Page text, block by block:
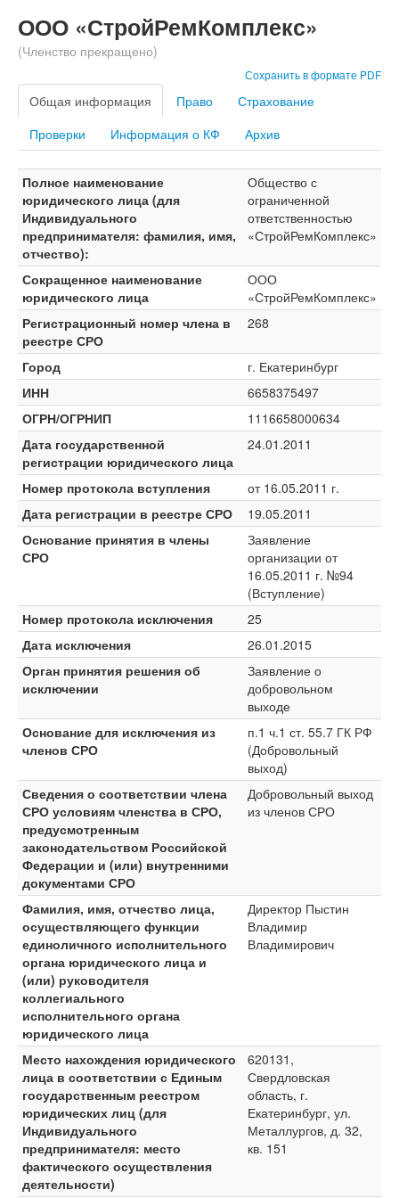
ООО «СтройРемКомплекс»
(Членство прекращено)
Сохранить в формате PDF
Общая информация Право
Страхование
Проверки
Информация о КФ Архив
Полное наименование
юридического лица (для
Индивидуального
предпринимателя: фамилия, имя,
отчество):
Общество с
ограниченной
ответственностью
«СтройРемКомплекс»
Сокращенное наименование
юридического лица
ООО
«СтройРемКомплекс»
Регистрационный номер члена в
реестре СРО
268
Город
г. Екатеринбург
ИНН
6658375497
ОГРН/ОГРНИП
1116658000634
Дата государственной
регистрации юридического лица
24.01.2011
Номер протокола вступления
от 16.05.2011 г.
Дата регистрации в реестре СРО
19.05.2011
Основание принятия в члены
СРО
Заявление
организации от
16.05.2011 г. №94
(Вступление)
Номер протокола исключения
25
Дата исключения
26.01.2015
Орган принятия решения об
исключении
Заявление о
добровольном
выходе
Основание для исключения из
членов СРО
п.1 ч.1 ст. 55.7 ГК РФ
(Добровольный
выход)
Сведения о соответствии члена
СРО условиям членства в СРО,
предусмотренным
законодательством Российской
Федерации и (или) внутренними
документами СРО
Добровольный выход
из членов СРО
Фамилия, имя, отчество лица,
осуществляющего функции
единоличного исполнительного
органа юридического лица и
(или) руководителя
коллегиального
исполнительного органа
юридического лица
Директор Пыстин
Владимир
Владимирович
Место нахождения юридического
лица в соответствии с Единым
государственным реестром
юридических лиц (для
Индивидуального
предпринимателя: место
фактического осуществления
деятельности)
620131,
Свердловская
область, г.
Екатеринбург, ул.
Металлургов, д. 32,
кв. 151